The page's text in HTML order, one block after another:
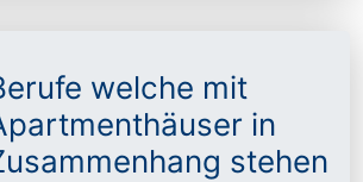
welche mit
in
stehen